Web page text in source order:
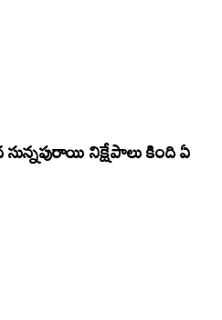
నిక్షేపాలు కింది ఏ